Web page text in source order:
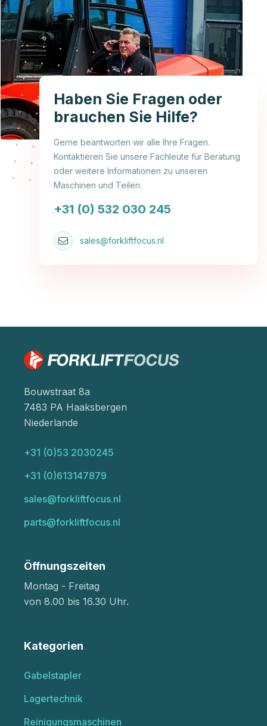
Haben Sie Fragen oder
brauchen Sie Hilfe?
Gerne beantworten wir alle Ihre Fragen.
Kontaktieren Sie unsere Fachleute für Beratung
oder weitere Informationen zu unseren
Maschinen und Teilen.
+31 (0) 532 030 245
sales@forkliftfocus.nl
Bouwstraat 8a
7483 PA Haaksbergen
Niederlande
+31 (0)53 2030245
+31 (0)613147879
sales@forkliftfocus.nl
parts@forkliftfocus.nl
Öffnungszeiten
Montag - Freitag
von 8.00 bis 16.30 Uhr.
Kategorien
Gabelstapler
Lagertechnik
Reinigungsmaschinen